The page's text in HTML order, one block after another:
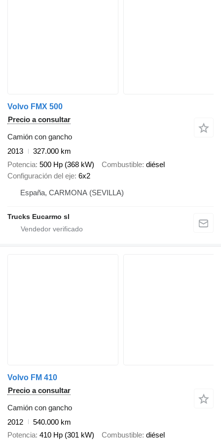
Volvo FMX 500
Precio a consultar
Camión con gancho
2013
327.000 km
Potencia 500 Hp (368 kW) Combustible diésel
Configuración del eje 6x2
España, CARMONA (SEVILLA)
Trucks Eucarmo sl
Volvo FM 410
Precio a consultar
Camión con gancho
2012
540.000 km
Potencia 410 Hp (301 kW) Combustible diésel